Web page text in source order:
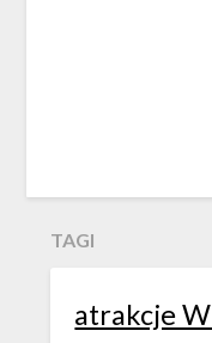
TAGI
atrakcje